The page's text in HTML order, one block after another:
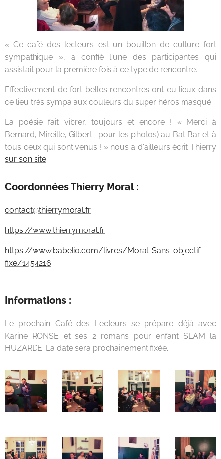
« Ce café des lecteurs est un bouillon de culture fort
sympathique », a confié l'une des participantes qui
assistait pour la première fois à ce type de rencontre.
Effectivement de fort belles rencontres ont eu lieux dans
ce lieu très sympa aux couleurs du super héros masqué.
La poésie fait vibrer, toujours et encore ! « Merci à
Bernard, Mireille, Gilbert -pour les photos) au Bat Bar et à
tous ceux qui sont venus ! » nous a d'ailleurs écrit Thierry
sur son site.
Coordonnées Thierry Moral :
contact@thierrymoral.fr
https://www.thierrymoral.fr
https://www.babelio.com/livres/Moral-Sans-objectif-
fixe/1454216
Informations :
Le prochain Café des Lecteurs se prépare déjà avec
Karine RONSE et ses 2 romans pour enfant SLAM la
HUZARDE. La date sera prochainement fixée.